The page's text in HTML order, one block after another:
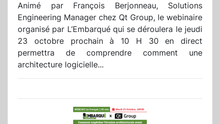
Animé par François Berjonneau, Solutions
Engineering Manager chez Qt Group, le webinaire
organisé par L’Embarqué qui se déroulera le jeudi
23 octobre prochain à 10 H 30 en direct
permettra de comprendre comment une
architecture logicielle...